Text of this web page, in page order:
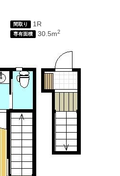
間取り 1R
専有面積 30.5m2